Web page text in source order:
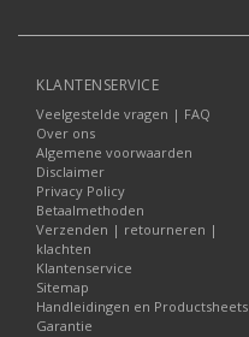
KLANTENSERVICE
Veelgestelde vragen | FAQ
Over ons
Algemene voorwaarden
Disclaimer
Privacy Policy
Betaalmethoden
Verzenden | retourneren |
klachten
Klantenservice
Sitemap
Handleidingen en Productsheets
Garantie